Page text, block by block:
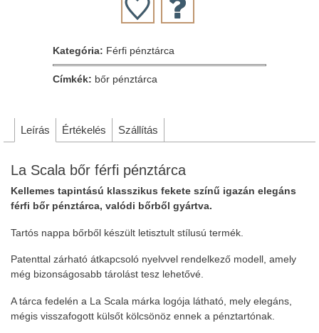
Kategória: Férfi pénztárca
Címkék: bőr pénztárca
Leírás Értékelés Szállítás
La Scala bőr férfi pénztárca
Kellemes tapintású klasszikus fekete színű igazán elegáns
férfi bőr pénztárca, valódi bőrből gyártva.
Tartós nappa bőrből készült letisztult stílusú termék.
Patenttal zárható átkapcsoló nyelvvel rendelkező modell, amely
még bizonságosabb tárolást tesz lehetővé.
A tárca fedelén a La Scala márka logója látható, mely elegáns,
mégis visszafogott külsőt kölcsönöz ennek a pénztartónak.